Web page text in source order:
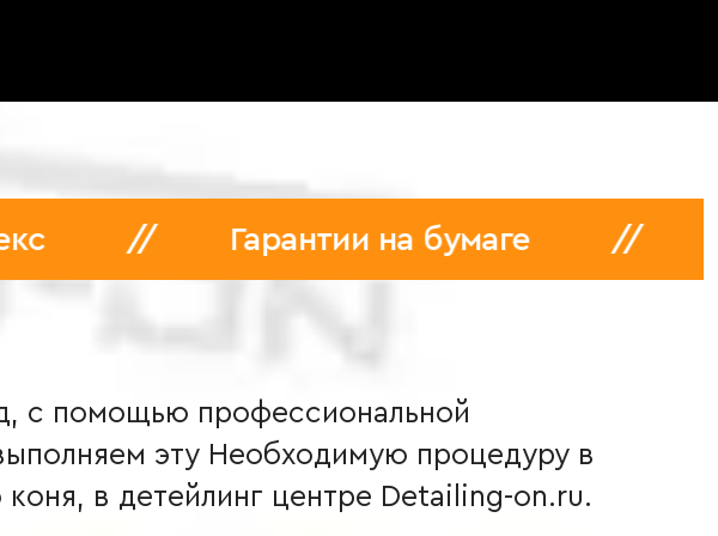
на бумаге // 500+ живых отзывов
с помощью профессиональной
эту Необходимую процедуру в
в детейлинг центре Detailing-on.ru.